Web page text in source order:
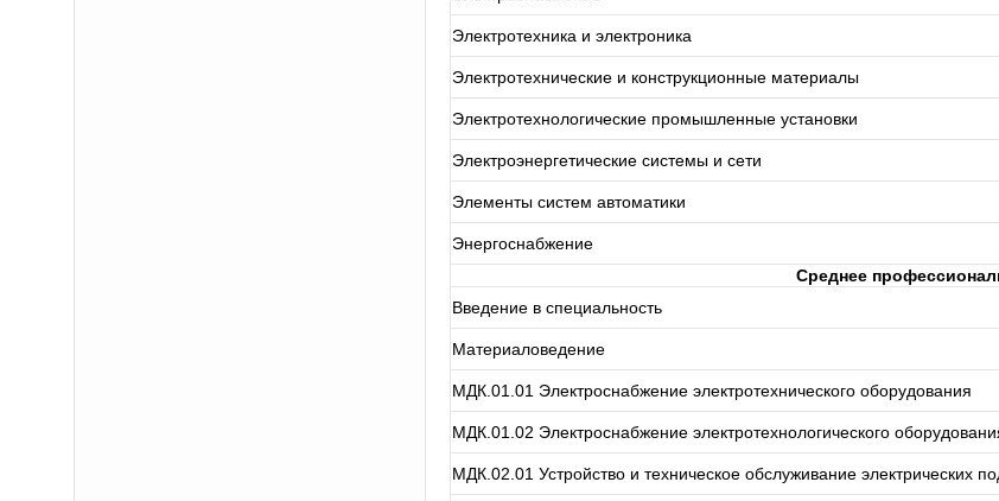
Электротехника и электроника
Электротехнические и конструкционные материалы
Электротехнологические промышленные установки
Электроэнергетические системы и сети
Элементы систем автоматики
Энергоснабжение
Среднее
Введение в специальность
Материаловедение
МДК.01.01 Электроснабжение электротехнического оборудования
МДК.01.02 Электроснабжение электротехнологического
МДК.02.01 Устройство и техническое обслуживание электрических